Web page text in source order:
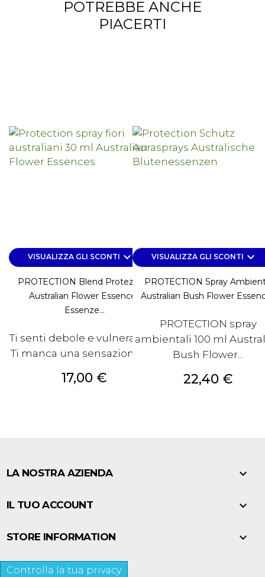
POTREBBE ANCHE
PIACERTI
VISUALIZZA GLI SCONTI keyboard_arrow_down
PROTECTION Blend Protezione
Australian Flower Essences
Essenze...
Ti senti debole e vulnerabile?
Ti manca una sensazione di...
Prezzo
17,00 €
VISUALIZZA GLI SCONTI keyboard_arrow_down
PROTECTION Spray
Australian Bush Flower
PROTECTION spray
ambientali 100 ml
Bush Flower...
Prezzo
22,40 €
LA NOSTRA AZIENDA 
IL TUO ACCOUNT 
STORE INFORMATION 
Controlla la tua privacy